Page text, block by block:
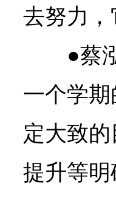
去努力，
●蔡
一个学
定大致
提升等